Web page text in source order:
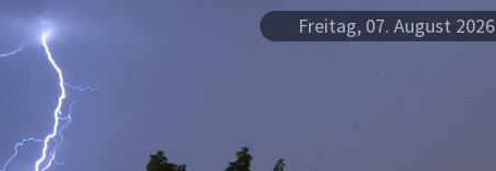
Freitag, 07. August 2026